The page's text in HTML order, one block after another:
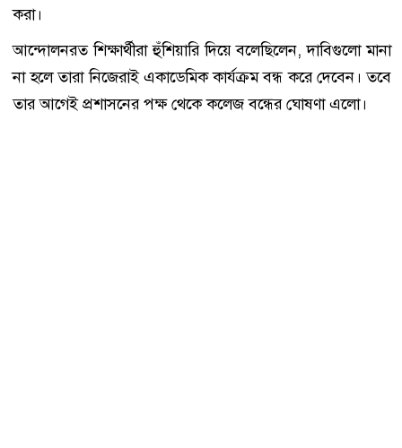
করা।
আন্দোলনরত শিক্ষার্থীরা হুঁশিয়ারি দিয়ে বলেছিলেন, দাবিগুলো মানা
না হলে তারা নিজেরাই একাডেমিক কার্যক্রম বন্ধ করে দেবেন। তবে
তার আগেই প্রশাসনের পক্ষ থেকে কলেজ বন্ধের ঘোষণা এলো।